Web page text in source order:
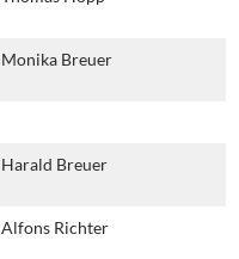
Monika Breuer
Harald Breuer
Alfons Richter